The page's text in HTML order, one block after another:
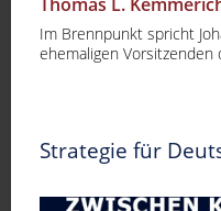
Im Brennpunkt spricht
ehemaligen Vorsitzenden
Strategie für